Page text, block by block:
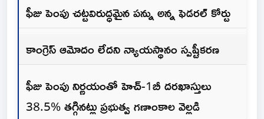
ఫీజు పెంపు చట్టవిరుద్ధమైన పన్ను అన్న ఫెడరల్ కోర్టు
కాంగ్రెస్ ఆమోదం లేదని న్యాయ‌స్థానం స్పష్టీక‌ర‌ణ‌
ఫీజు పెంపు నిర్ణయంతో హెచ్-1బీ దరఖాస్తులు
38.5% తగ్గినట్లు ప్రభుత్వ గణాంకాల వెల్లడి